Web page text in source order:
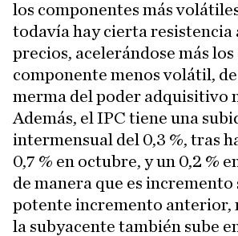
los componentes más
todavía hay cierta resistencia
precios, acelerándose más
componente menos volátil,
merma del poder adquisitivo
Además, el IPC tiene una
intermensual del 0,3 %, tras
0,7 % en octubre, y un 0,2 %
de manera que es incremento
potente incremento anterior,
la subyacente también sube